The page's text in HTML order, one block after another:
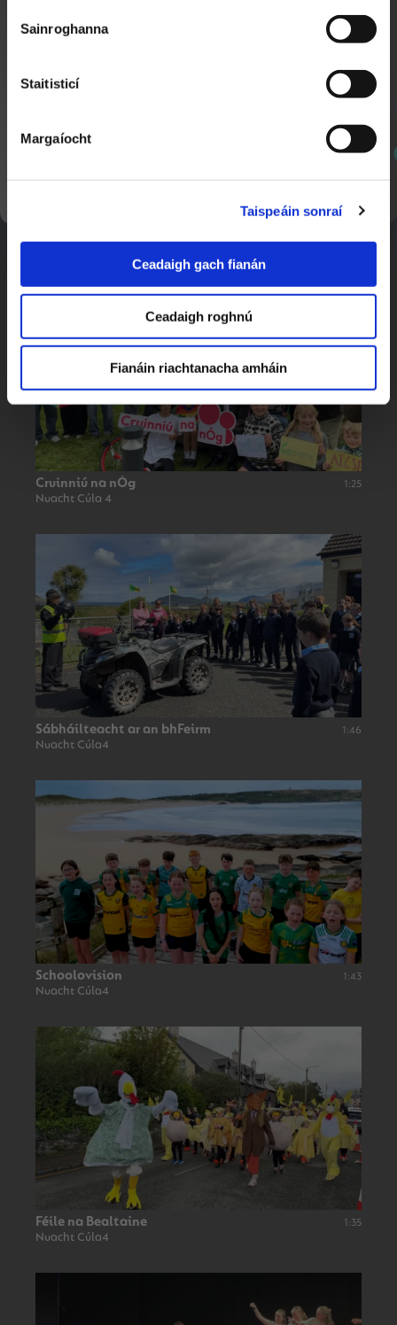
Sainroghanna
Staitisticí
Margaíocht
Taispeáin sonraí
Ceadaigh gach fianán
Ceadaigh roghnú
Fianáin riachtanacha amháin
Cruinniú na nÓg
Nuacht Cúla 4
1:25
Sábháilteacht ar an bhFeirm
Nuacht Cúla4
1:46
Schoolovision
Nuacht Cúla4
1:43
Féile na Bealtaine
Nuacht Cúla4
1:35